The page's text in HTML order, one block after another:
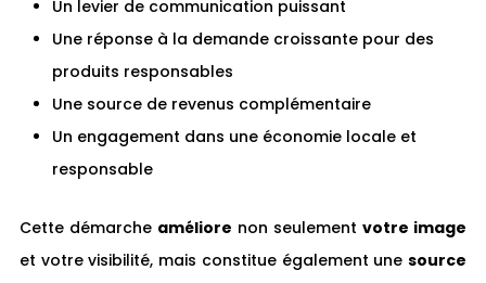
Un levier de communication puissant
Une réponse à la demande croissante pour des
produits responsables
Une source de revenus complémentaire
Un engagement dans une économie locale et
responsable
Cette démarche améliore non seulement votre image
et votre visibilité, mais constitue également une source